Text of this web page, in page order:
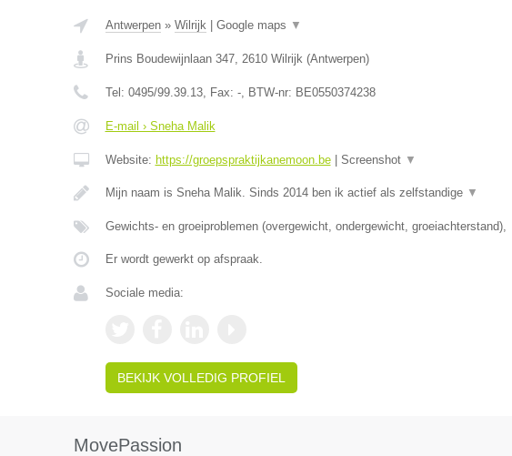
Antwerpen» Wilrijk| Google maps ▼
Prins Boudewijnlaan 347, 2610 Wilrijk(Antwerpen)
Tel: 0495/99.39.13, Fax: -, BTW-nr: BE0550374238
E-mail › Sneha Malik
Website: https://groepspraktijkanemoon.be| Screenshot ▼
Mijn naam is Sneha Malik. Sinds 2014 ben ik actief als zelfstandige ▼
Gewichts- en groeiproblemen (overgewicht, ondergewicht, groeiachterstand),
Er wordt gewerkt op afspraak.
Sociale media:
BEKIJK VOLLEDIG PROFIEL
MovePassion